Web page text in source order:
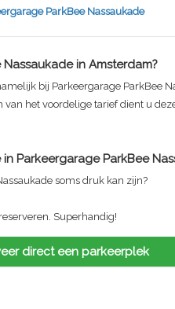
ParkBee Nassaukade
Nassaukadein Amsterdam?
bij Parkeergarage ParkBee
het voordelige tarief dient u
in Parkeergarage ParkBee
soms druk kan zijn?
Superhandig!
direct een parkeerplek